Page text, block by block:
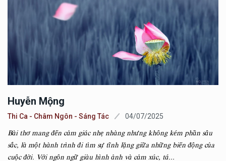
Huyễn Mộng
Thi Ca - Châm Ngôn - Sáng Tác 04/07/2025
Bài thơ mang đến cảm giác nhẹ nhàng nhưng không kém phần sâu
sắc, là một hành trình đi tìm sự tĩnh lặng giữa những biến động của
cuộc đời. Với ngôn ngữ giàu hình ảnh và cảm xúc, tá...